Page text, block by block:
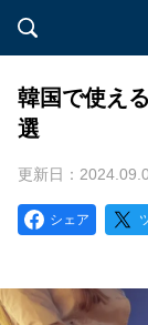
韓国で使え
選
更新日：
シェア